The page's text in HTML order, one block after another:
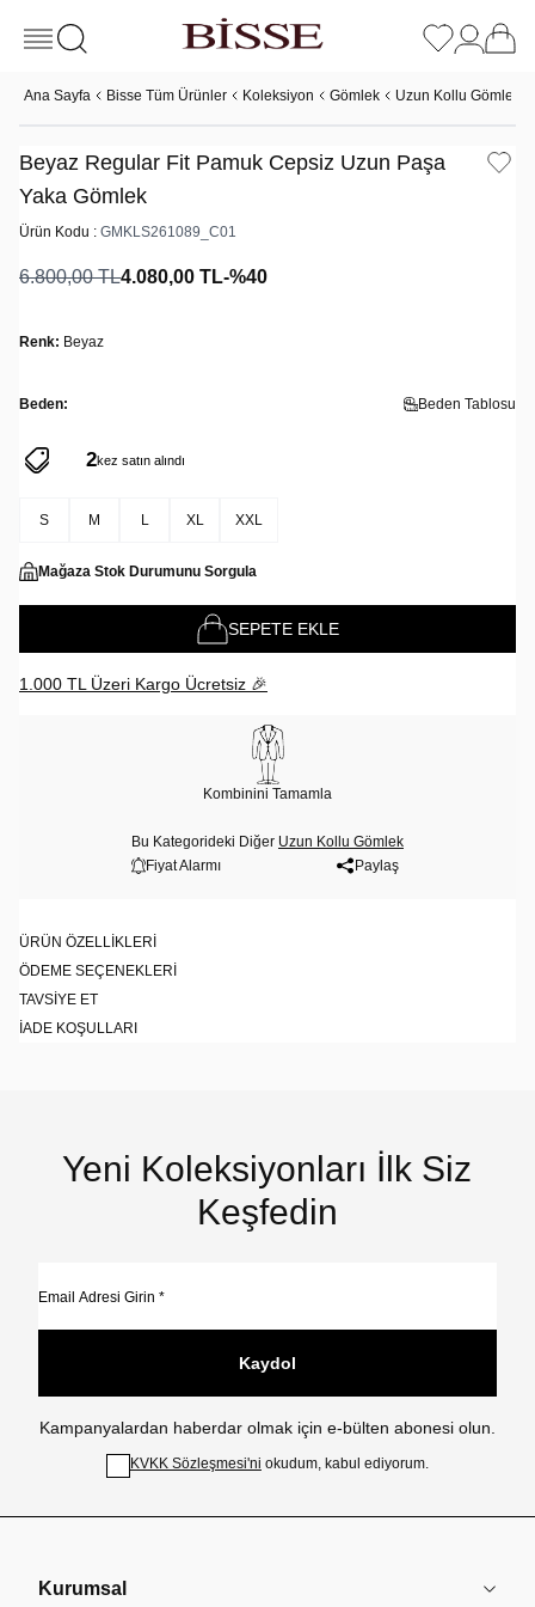
Ana Sayfa Bisse Tüm Ürünler Koleksiyon Gömlek Uzun Kollu Gömlek
Beyaz Regular Fit Pamuk Cepsiz Uzun Paşa
Yaka Gömlek
Ürün Kodu : GMKLS261089_C01
6.800,00TL4.080,00 TL-%40
Renk: Beyaz
Beden: Beden Tablosu
2kez satın alındı
3kez sepete eklendi
S M L XL XXL
Mağaza Stok Durumunu Sorgula
SEPETE EKLE
1.000 TL Üzeri Kargo Ücretsiz 🎉
Kombinini Tamamla
Bu Kategorideki Diğer Uzun Kollu Gömlek
Fiyat Alarmı
Paylaş
ÜRÜN ÖZELLIKLERI
ÖDEME SEÇENEKLERI
TAVSIYE ET
İADE KOŞULLARI
Yeni Koleksiyonları İlk Siz
Keşfedin
Kaydol
Kampanyalardan haberdar olmak için e-bülten abonesi olun.
KVKK Sözleşmesi'ni okudum, kabul ediyorum.
Kurumsal